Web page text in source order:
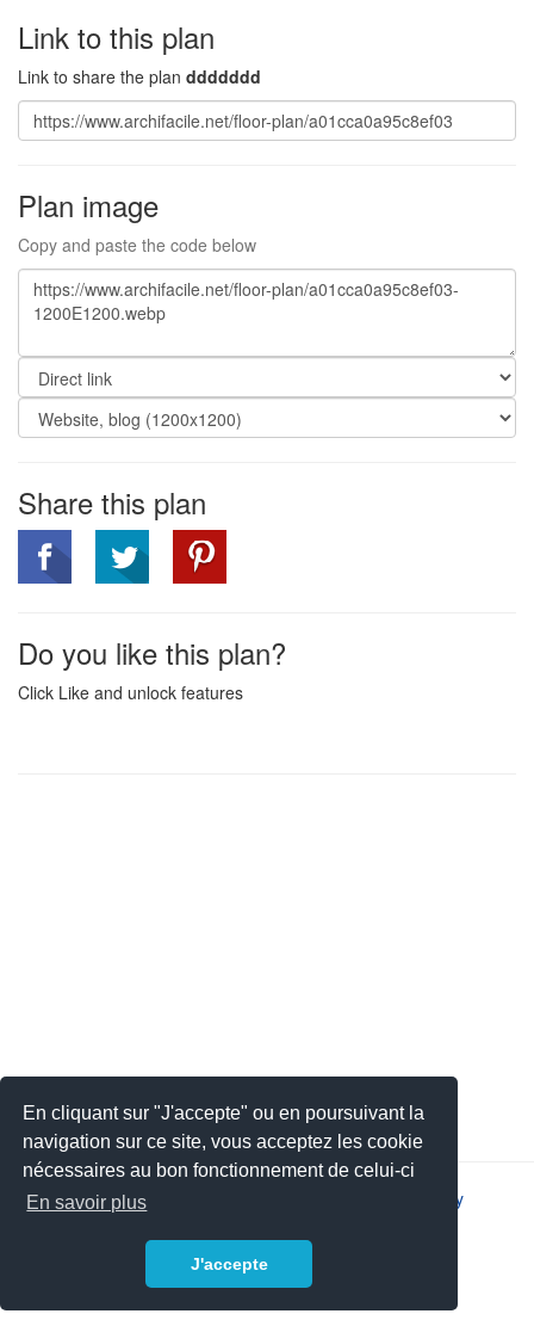
En cliquant sur "J'accepte" ou en poursuivant la
navigation sur ce site, vous acceptez les cookie
nécessaires au bon fonctionnement de celui-ci
En savoir plus
J'accepte
Link to this plan
Link to share the plan ddddddd
Plan image
Copy and paste the code below
Share this plan
Do you like this plan?
Click Like and unlock features
2026 © JSYS | Privacy policy